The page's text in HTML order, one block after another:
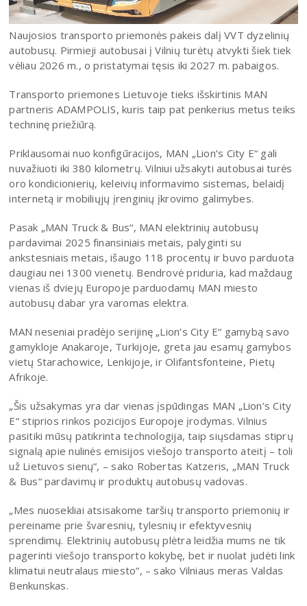
Naujosios transporto priemonės pakeis dalį VVT dyzelinių
autobusų. Pirmieji autobusai į Vilnių turėtų atvykti šiek tiek
vėliau 2026 m., o pristatymai tęsis iki 2027 m. pabaigos.
Transporto priemones Lietuvoje tieks išskirtinis MAN
partneris ADAMPOLIS, kuris taip pat penkerius metus teiks
techninę priežiūrą.
Priklausomai nuo konfigūracijos, MAN „Lion’s City E“ gali
nuvažiuoti iki 380 kilometrų. Vilniui užsakyti autobusai turės
oro kondicionierių, keleivių informavimo sistemas, belaidį
internetą ir mobiliųjų įrenginių įkrovimo galimybes.
Pasak „MAN Truck & Bus“, MAN elektrinių autobusų
pardavimai 2025 finansiniais metais, palyginti su
ankstesniais metais, išaugo 118 procentų ir buvo parduota
daugiau nei 1300 vienetų. Bendrovė priduria, kad maždaug
vienas iš dviejų Europoje parduodamų MAN miesto
autobusų dabar yra varomas elektra.
MAN neseniai pradėjo serijinę „Lion’s City E“ gamybą savo
gamykloje Anakaroje, Turkijoje, greta jau esamų gamybos
vietų Starachowice, Lenkijoje, ir Olifantsfonteine, Pietų
Afrikoje.
„Šis užsakymas yra dar vienas įspūdingas MAN „Lion’s City
E“ stiprios rinkos pozicijos Europoje įrodymas. Vilnius
pasitiki mūsų patikrinta technologija, taip siųsdamas stiprų
signalą apie nulinės emisijos viešojo transporto ateitį – toli
už Lietuvos sienų“, – sako Robertas Katzeris, „MAN Truck
& Bus“ pardavimų ir produktų autobusų vadovas.
„Mes nuosekliai atsisakome taršių transporto priemonių ir
pereiname prie švaresnių, tylesnių ir efektyvesnių
sprendimų. Elektrinių autobusų plėtra leidžia mums ne tik
pagerinti viešojo transporto kokybę, bet ir nuolat judėti link
klimatui neutralaus miesto“, – sako Vilniaus meras Valdas
Benkunskas.